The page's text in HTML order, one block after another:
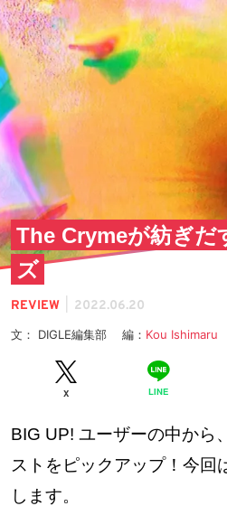
The Crymeが紡ぎだ
ズ
REVIEW 2022.06.20
文： DIGLE編集部 編： Kou Ishimaru
X LINE
BIG UP! ユーザーの中から
ストをピックアップ！今回
します。